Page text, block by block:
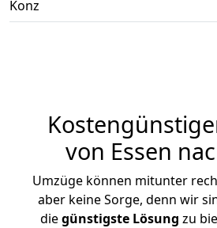
Konz
von Essen
Umzüge können mitunter
aber keine Sorge, denn wir
diegünstigste Lösung zu